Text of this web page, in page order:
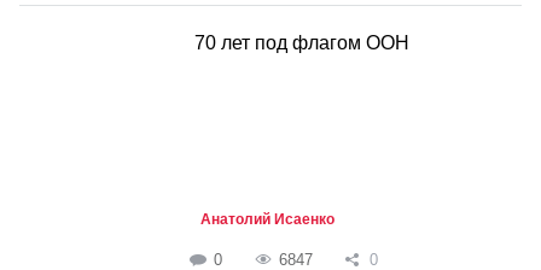
70 лет под флагом ООН
Анатолий Исаенко
0 6847 0